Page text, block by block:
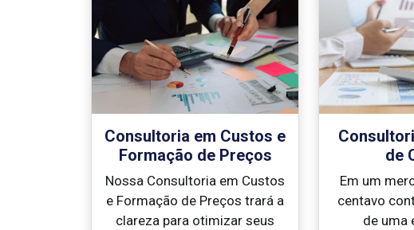
Consultoria em Custos e
Formação de Preços
Nossa Consultoria em Custos
e Formação de Preços trará a
clareza para otimizar seus
de
Em um
centavo
de uma